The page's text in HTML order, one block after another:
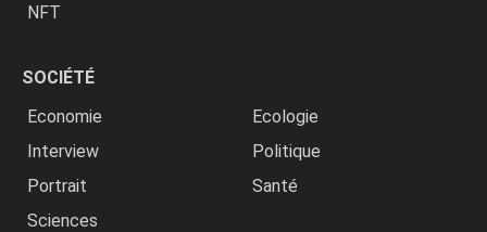
NFT
SOCIÉTÉ
Economie
Ecologie
Interview
Politique
Portrait
Santé
Sciences